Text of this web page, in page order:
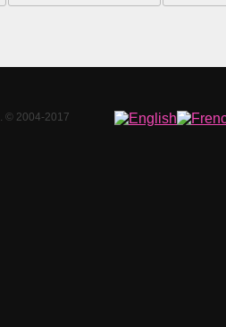
. © 2004-2017